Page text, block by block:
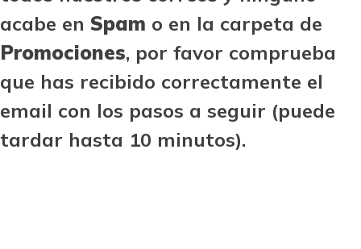
acabe en Spam o en la carpeta de
Promociones, por favor comprueba
que has recibido correctamente el
email con los pasos a seguir (puede
tardar hasta 10 minutos).